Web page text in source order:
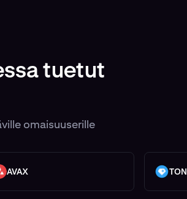
tuetut
omaisuuserille
AVAX TON TON